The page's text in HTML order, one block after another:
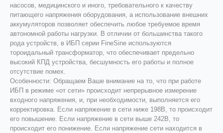
насосов, медицинского и иного, требовательного к качеству
питающего напряжения оборудования, а использование внешних
аккумуляторов позволяет обеспечить любое требуемое время
автономной работы нагрузки. В отличии от большинства такого
рода устройств, в ИБП серии FineSine используются
тороидальный трансформатор, что обеспечивает предельно
высокий КПД устройства, бесшумность его работы и полное
отсутствие помех.
Особенности: Обращаем Ваше внимание на то, что при работе
ИБП в режиме «от сети» происходит непрерывное измерение
входного напряжения, и, при необходимости, выполняется его
корректировка. Если напряжение в сети ниже 198В, то происходит
его повышение. Если напряжение в сети выше 242В, то
происходит его понижение. Если напряжение сети находится в